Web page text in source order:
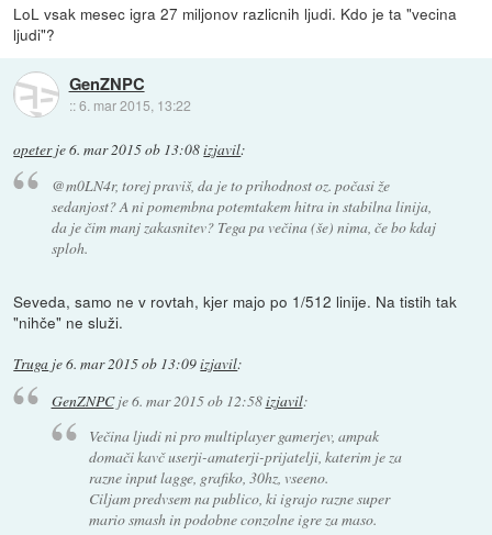
LoL vsak mesec igra 27 miljonov razlicnih ljudi. Kdo je ta "vecina
ljudi"?
GenZNPC
::6. mar 2015, 13:22
opeterje6. mar 2015 ob 13:08izjavil:
@m0LN4r, torej praviš, da je to prihodnost oz. počasi že
sedanjost? A ni pomembna potemtakem hitra in stabilna linija,
da je čim manj zakasnitev? Tega pa večina (še) nima, če bo kdaj
sploh.
Seveda, samo ne v rovtah, kjer majo po 1/512 linije. Na tistih tak
"nihče" ne služi.
Truga je6. mar 2015 ob 13:09izjavil:
GenZNPCje6. mar 2015 ob 12:58izjavil:
Večina ljudi ni pro multiplayer gamerjev, ampak
domači kavč userji-amaterji-prijatelji, katerim je za
razne input lagge, grafiko, 30hz, vseeno.
Ciljam predvsem na publico, ki igrajo razne super
mario smash in podobne conzolne igre za maso.